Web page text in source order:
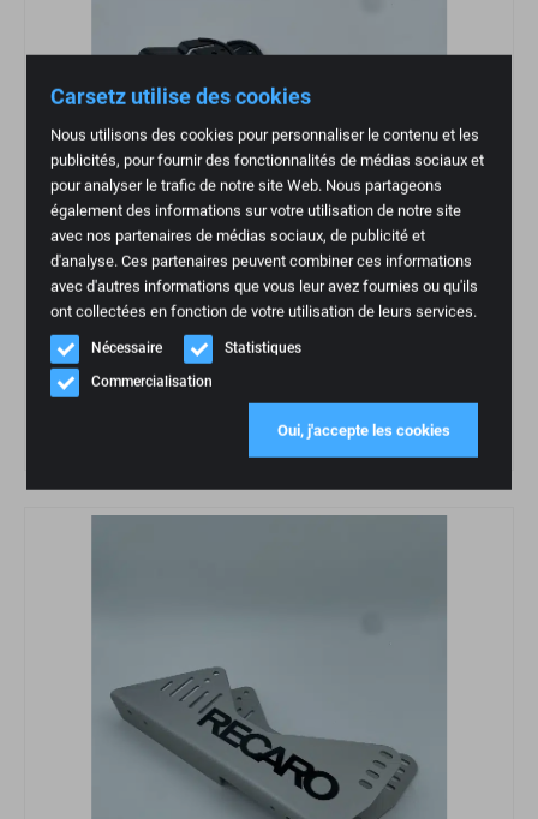
Carsetz utilise des cookies
Nous utilisons des cookies pour personnaliser le contenu et les
publicités, pour fournir des fonctionnalités de médias sociaux et
pour analyser le trafic de notre site Web. Nous partageons
également des informations sur votre utilisation de notre site
avec nos partenaires de médias sociaux, de publicité et
d'analyse. Ces partenaires peuvent combiner ces informations
avec d'autres informations que vous leur avez fournies ou qu'ils
ont collectées en fonction de votre utilisation de leurs services.
Nécessaire
Statistiques
Commercialisation
Oui, j'accepte les cookies
RECARO Adaptateur acier Pole Position FIA 7223825